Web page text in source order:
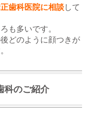
歯科医院に相談して
も多いです。
どのように顔つきが
科のご紹介